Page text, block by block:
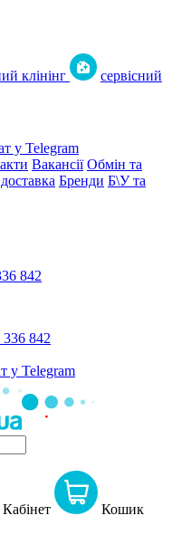
клінінг
сервісний
у Telegram
Вакансії Обмін та
Бренди Б\У та
842
336 842
у Telegram
Кабiнет Кошик